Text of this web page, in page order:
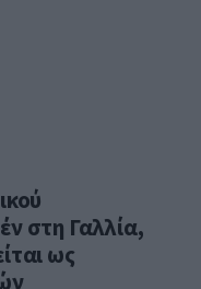
στη Γαλλία,
ως